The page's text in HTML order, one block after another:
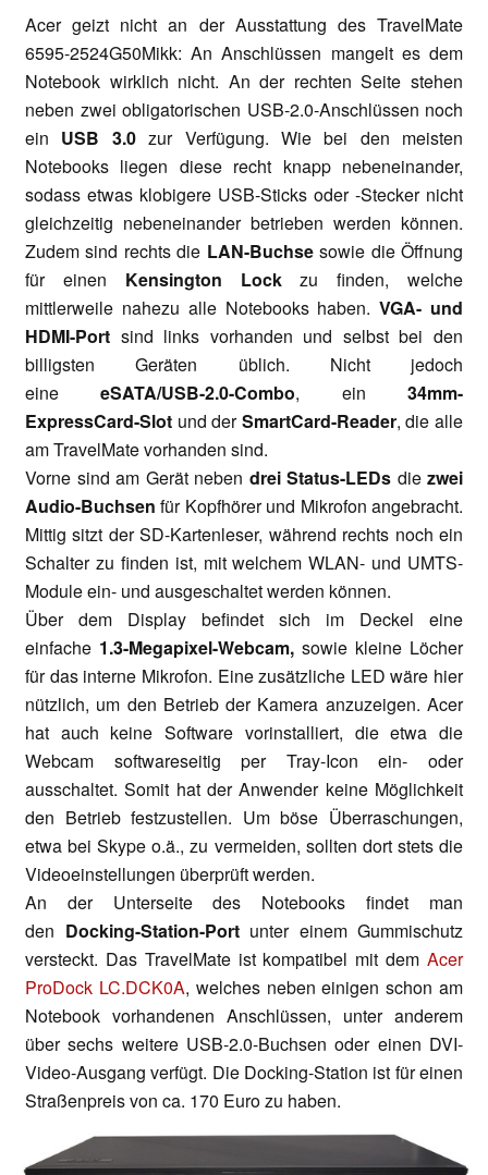
Acer geizt nicht an der Ausstattung des TravelMate
6595-2524G50Mikk: An Anschlüssen mangelt es dem
Notebook wirklich nicht. An der rechten Seite stehen
neben zwei obligatorischen USB-2.0-Anschlüssen noch
ein USB 3.0zur Verfügung. Wie bei den meisten
Notebooks liegen diese recht knapp nebeneinander,
sodass etwas klobigere USB-Sticks oder -Stecker nicht
gleichzeitig nebeneinander betrieben werden können.
Zudem sind rechts die LAN-Buchsesowie die Öffnung
für einen Kensington Lockzu finden, welche
mittlerweile nahezu alle Notebooks haben.VGA- und
HDMI-Port sind links vorhanden und selbst bei den
billigsten Geräten üblich. Nicht jedoch
eineeSATA/USB-2.0-Combo, ein34mm-
ExpressCard-Slot und derSmartCard-Reader, die alle
am TravelMate vorhanden sind.
Vorne sind am Gerät neben drei Status-LEDs die zwei
Audio-Buchsen für Kopfhörer und Mikrofon angebracht.
Mittig sitzt der SD-Kartenleser, während rechts noch ein
Schalter zu finden ist, mit welchem WLAN- und UMTS-
Module ein- und ausgeschaltet werden können.
Über dem Display befindet sich im Deckel eine
einfache 1.3-Megapixel-Webcam, sowie kleine Löcher
für das interne Mikrofon. Eine zusätzliche LED wäre hier
nützlich, um den Betrieb der Kamera anzuzeigen. Acer
hat auch keine Software vorinstalliert, die etwa die
Webcam softwareseitig per Tray-Icon ein- oder
ausschaltet. Somit hat der Anwender keine Möglichkeit
den Betrieb festzustellen. Um böse Überraschungen,
etwa bei Skype o.ä., zu vermeiden, sollten dort stets die
Videoeinstellungen überprüft werden.
An der Unterseite des Notebooks findet man
den Docking-Station-Portunter einem Gummischutz
versteckt. Das TravelMate ist kompatibel mit dem Acer
ProDock LC.DCK0A, welches neben einigen schon am
Notebook vorhandenen Anschlüssen, unter anderem
über sechs weitere USB-2.0-Buchsen oder einen DVI-
Video-Ausgang verfügt. Die Docking-Station ist für einen
Straßenpreis von ca. 170 Euro zu haben.